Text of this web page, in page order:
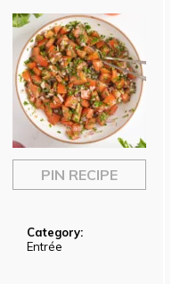
PIN RECIPE
Category:
Entrée